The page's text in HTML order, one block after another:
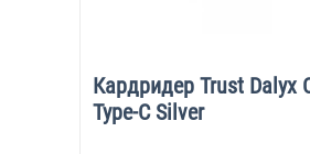
Кардридер Trust Dalyx
Type-C Silver